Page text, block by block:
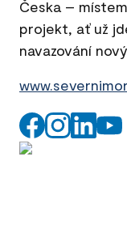
Česka –
projekt, ať už
navazování